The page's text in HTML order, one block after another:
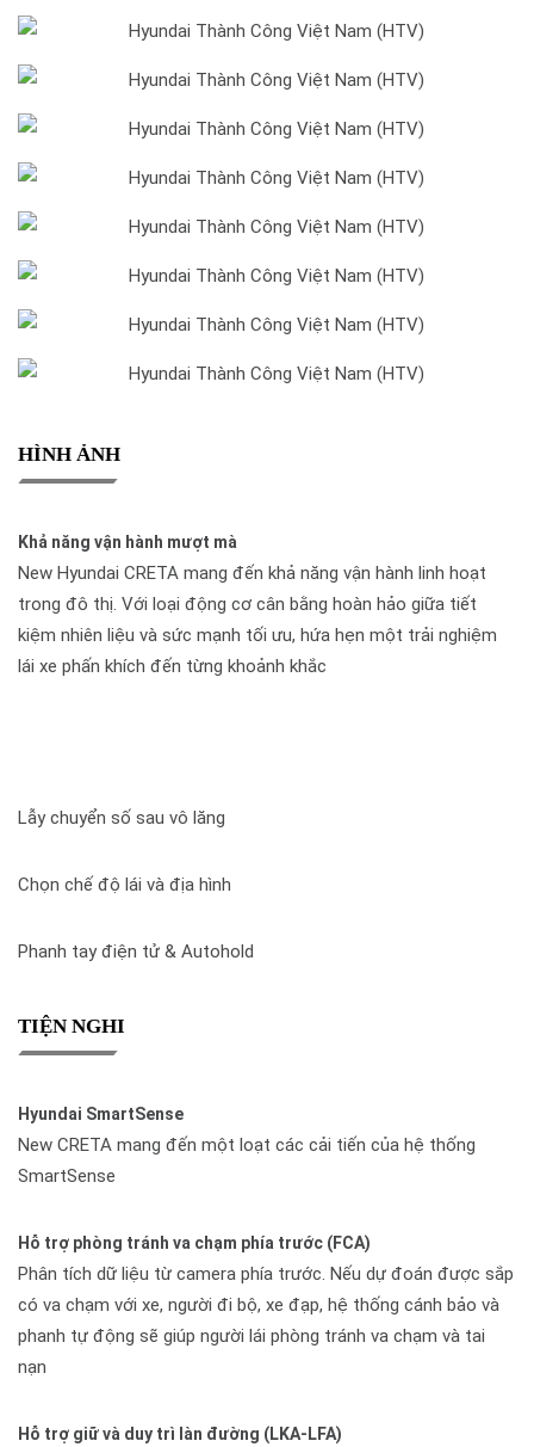
HÌNH ẢNH
Khả năng vận hành mượt mà
New Hyundai CRETA mang đến khả năng vận hành linh hoạt
trong đô thị. Với loại động cơ cân bằng hoàn hảo giữa tiết
kiệm nhiên liệu và sức mạnh tối ưu, hứa hẹn một trải nghiệm
lái xe phấn khích đến từng khoảnh khắc
Lẫy chuyển số sau vô lăng
Chọn chế độ lái và địa hình
Phanh tay điện tử & Autohold
TIỆN NGHI
Hyundai SmartSense
New CRETA mang đến một loạt các cải tiến của hệ thống
SmartSense
Hỗ trợ phòng tránh va chạm phía trước (FCA)
Phân tích dữ liệu từ camera phía trước. Nếu dự đoán được sắp
có va chạm với xe, người đi bộ, xe đạp, hệ thống cánh bảo và
phanh tự động sẽ giúp người lái phòng tránh va chạm và tai
nạn
Hỗ trợ giữ và duy trì làn đường (LKA-LFA)